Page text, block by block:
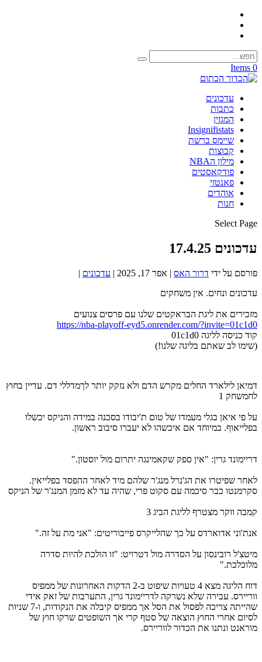
0 Items
עדכונים
כתבות
המגזין
Insignifistats
שיימס ברשת
קבוצות
מילון הNBA
פודקאסטים
פאנטזי
אוהדים
חנות
Select Page
עדכונים 17.4.25
פורסם על ידי דרור האס | אפר 17, 2025 | עדכונים |
עדכונים ונחים. אין משחקים
מזכירים את ליגת הבראקטים שלנו עם פרסים צנועים
https://nba-playoff-eyd5.onrender.com/?invite=01c1d0
קוד כניסה לליגה 01c1d0
(שימו לב שאתם בליגה שלנו!)
דמיאן לילארד החלים מקרש הדם ולא נזקק יותר לךמדללי דם. עדיין בחוץ
לחמשחק 1
על פי איאן בגלי מעמדו של טום ת'יבודו בסכנה במידה והניקס יכשלו
בפלייאוף. במיוחד אם איכשהו לא יעברו סיבוב ראשון.
דריימונד גרין: "אין ספק שקאמינגה יתרום מול יוסטון."
לאחר שפיטרו את הג'נרל מנג'ר שלהם מיד לאחר ההפסד בפלייאין.
סקרמנטו כבר סיכמה עם סקוט פרי, שהיה עד לא מזמן המנג'ר של הניקס
קמבה ווקר מצטרף לליגת הביג 3
אנת'וני אדוארדס על כך שהלייקרס פייבוריטים: "אני מת על זה."
מיטצ'ל רובינסון על הסדרה מול דטרויט: "זו הולכת להיות סדרה
מלוכלכת."
דוח הליגה מצא 4 טעויות שיפוט ב-2 הדקות האחרונות של ממפיס
ווריירס. עבירה שלא נשרקה לדריימונד גרין, התערבות של זאק אידי
שהייתה צריכה לפסול את הסל אך ממפיס קיבלה את הנקודות, ו-7 שניות
לסיום אחרי החוץ הוצאה של סטף קרי אך השופטים שרקו חוץ של
מוראנט ונתנו את הכדור לווריירס.